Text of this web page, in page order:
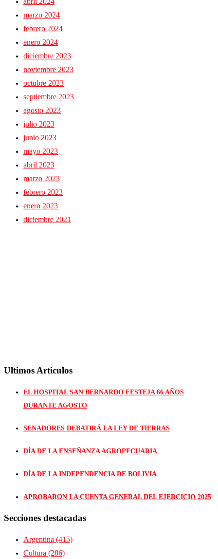
marzo 2024
febrero 2024
enero 2024
diciembre 2023
noviembre 2023
octubre 2023
septiembre 2023
agosto 2023
julio 2023
junio 2023
mayo 2023
abril 2023
marzo 2023
febrero 2023
enero 2023
diciembre 2021
Ultimos Articulos
EL HOSPITAL SAN BERNARDO FESTEJA 66 AÑOS
DURANTE AGOSTO
SENADORES DEBATIRÁ LA LEY DE TIERRAS
DÍA DE LA ENSEÑANZA AGROPECUARIA
DÍA DE LA INDEPENDENCIA DE BOLIVIA
APROBARON LA CUENTA GENERAL DEL EJERCICIO 2025
Secciones destacadas
Argentina (415)
Cultura (286)